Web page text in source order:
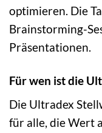
optimieren. Die
Brainstorming-
Präsentationen.
Für wen ist die
Die Ultradex
für alle, die Wert